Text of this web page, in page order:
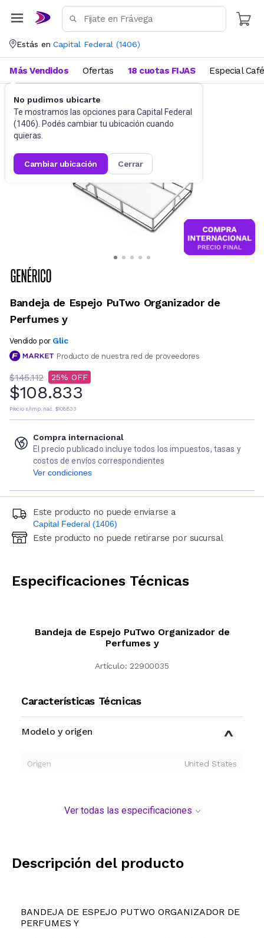
Estás en Capital Federal (1406)
No pudimos ubicarte
Te mostramos las opciones para Capital Federal
(1406). Podés cambiar tu ubicación cuando
quieras.
cambiar ubicación cerrar
Más Vendidos Ofertas 18 cuotas FIJAS Especial Café
Baño Accesorios de baño
Bandeja de Espejo PuTwo Organizador de
Perfumes y
Vendido por Glic
Producto de nuestra red de proveedores
$145.112 25
$108.833
Precio s/imp. nac. $108.833
Compra internacional
El precio publicado incluye todos los impuestos, tasas y
costos de envíos correspondientes
Ver condiciones
Este producto no puede enviarse a
Capital Federal (1406)
Ingresá código postal (sólo números)
Este producto no puede retirarse por sucursal
Especificaciones Técnicas
Bandeja de Espejo PuTwo Organizador de
Perfumes y
Artículo: 22900035
Características Técnicas
Modelo y origen
Origen United States
Ver todas las especificaciones
Descripción del producto
BANDEJA DE ESPEJO PUTWO ORGANIZADOR DE
PERFUMES Y